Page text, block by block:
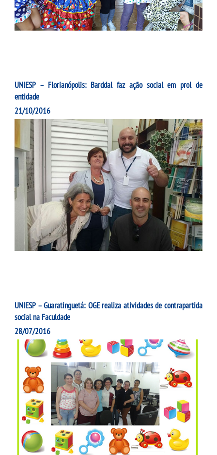
UNIESP – Florianópolis: Barddal faz ação social em prol de
entidade
21/10/2016
UNIESP – Guaratinguetá: OGE realiza atividades de contrapartida
social na Faculdade
28/07/2016